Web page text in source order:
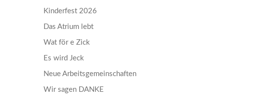
Kinderfest 2026
Das Atrium lebt
Wat för e Zick
Es wird Jeck
Neue Arbeitsgemeinschaften
Wir sagen DANKE